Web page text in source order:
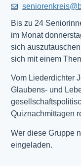
Bis zu 24
im Monat
sich
sich mit einem
Vom Liederdichter
Glaubens- und
Quiznachmittagen
Wer diese Gruppe
eingeladen.